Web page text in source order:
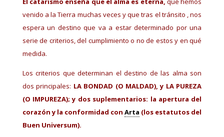
venido a la Tierra muchas veces y que tras el tránsito , nos
espera un destino que va a estar determinado por una
serie de criterios, del cumplimiento o no de estos y en qué
medida.
Los criterios que determinan el destino de las alma son
dos principales: LA BONDAD (O MALDAD), y LA PUREZA
(O IMPUREZA); y dos suplementarios: la apertura del
corazón y la conformidad conArta (los estatutos del
Buen Universum).